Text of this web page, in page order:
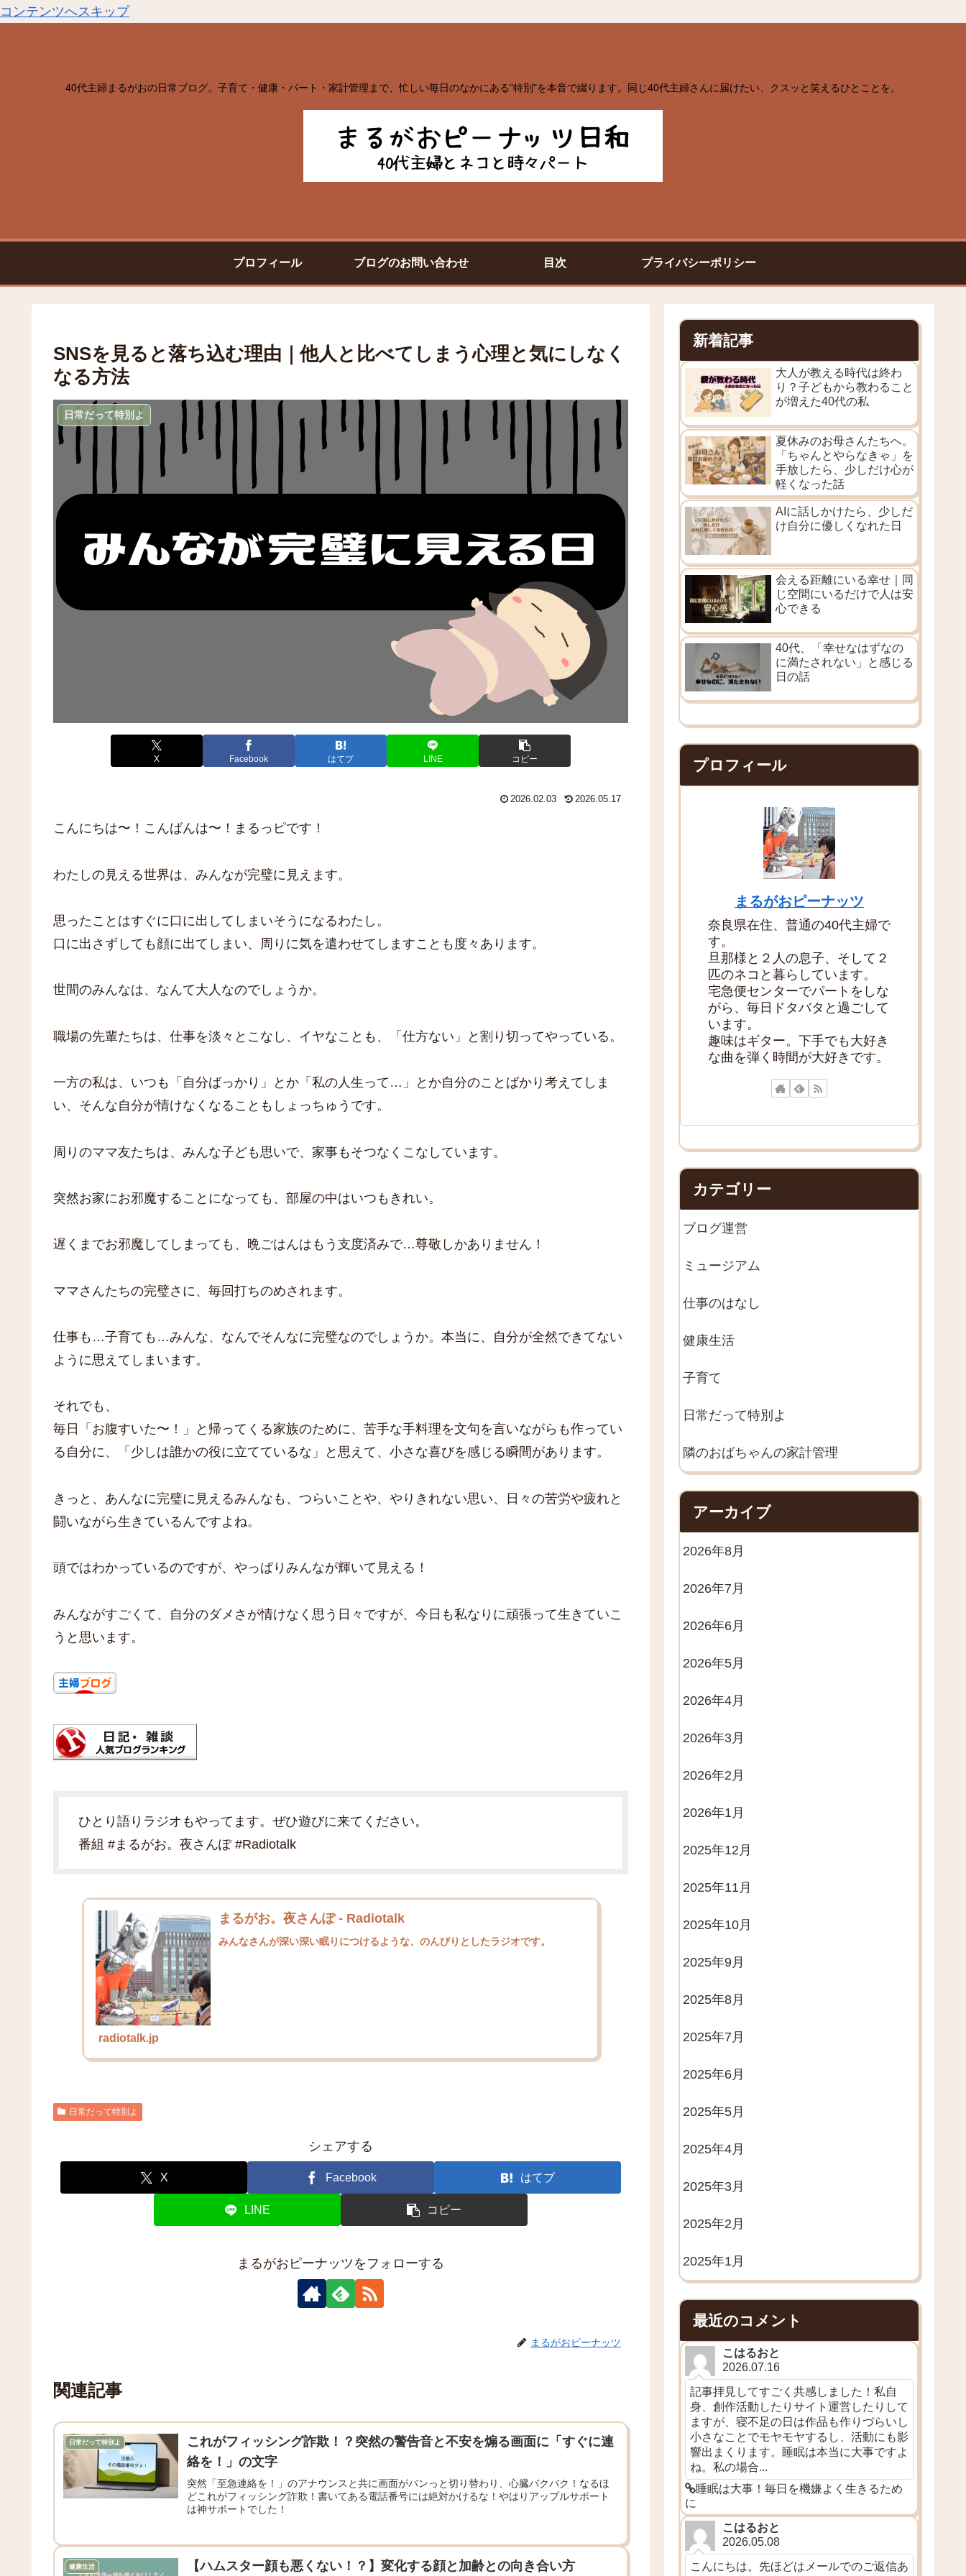
コンテンツへスキップ
40代主婦まるがおの日常ブログ。子育て・健康・パート・家計管理まで、忙しい毎日のなかにある"特別"を本音で綴ります。同じ40代主婦さんに届けたい、クスッと笑えるひとことを。
プロフィール ブログのお問い合わせ 目次 プライバシーポリシー
SNSを見ると落ち込む理由｜他人と比べてしまう心理と気にしなく
なる方法
日常だって特別よ
X Facebook はてブ LINE コピー
2026.02.03 2026.05.17
こんにちは〜！こんばんは〜！まるっピです！
わたしの見える世界は、みんなが完璧に見えます。
思ったことはすぐに口に出してしまいそうになるわたし。
口に出さずしても顔に出てしまい、周りに気を遣わせてしますことも度々あります。
世間のみんなは、なんて大人なのでしょうか。
職場の先輩たちは、仕事を淡々とこなし、イヤなことも、「仕方ない」と割り切ってやっている。
一方の私は、いつも「自分ばっかり」とか「私の人生って…」とか自分のことばかり考えてしま
い、そんな自分が情けなくなることもしょっちゅうです。
周りのママ友たちは、みんな子ども思いで、家事もそつなくこなしています。
突然お家にお邪魔することになっても、部屋の中はいつもきれい。
遅くまでお邪魔してしまっても、晩ごはんはもう支度済みで…尊敬しかありません！
ママさんたちの完璧さに、毎回打ちのめされます。
仕事も…子育ても…みんな、なんでそんなに完璧なのでしょうか。本当に、自分が全然できてない
ように思えてしまいます。
それでも、
毎日「お腹すいた〜！」と帰ってくる家族のために、苦手な手料理を文句を言いながらも作ってい
る自分に、「少しは誰かの役に立てているな」と思えて、小さな喜びを感じる瞬間があります。
きっと、あんなに完璧に見えるみんなも、つらいことや、やりきれない思い、日々の苦労や疲れと
闘いながら生きているんですよね。
頭ではわかっているのですが、やっぱりみんなが輝いて見える！
みんながすごくて、自分のダメさが情けなく思う日々ですが、今日も私なりに頑張って生きていこ
うと思います。
ひとり語りラジオもやってます。ぜひ遊びに来てください。
番組 #まるがお。夜さんぽ #Radiotalk
まるがお。夜さんぽ - Radiotalk
みんなさんが深い深い眠りにつけるような、のんびりとしたラジオです。
radiotalk.jp
日常だって特別よ
シェアする
X Facebook はてブ
LINE コピー
まるがおピーナッツをフォローする
まるがおピーナッツ
関連記事
日常だって特別よ
これがフィッシング詐欺！？突然の警告音と不安を煽る画面に「すぐに連
絡を！」の文字
突然「至急連絡を！」のアナウンスと共に画面がバンっと切り替わり、心臓バクバク！なるほ
どこれがフィッシング詐欺！書いてある電話番号には絶対かけるな！やはりアップルサポート
は神サポートでした！
健康生活 【ハムスター顔も悪くない！？】変化する顔と加齢との向き合い方
新着記事
大人が教える時代は終わ
り？子どもから教わること
が増えた40代の私
夏休みのお母さんたちへ。
「ちゃんとやらなきゃ」を
手放したら、少しだけ心が
軽くなった話
AIに話しかけたら、少しだ
け自分に優しくなれた日
会える距離にいる幸せ｜同
じ空間にいるだけで人は安
心できる
40代、「幸せなはずなの
に満たされない」と感じる
日の話
プロフィール
まるがおピーナッツ
奈良県在住、普通の40代主婦で
す。
旦那様と２人の息子、そして２
匹のネコと暮らしています。
宅急便センターでパートをしな
がら、毎日ドタバタと過ごして
います。
趣味はギター。下手でも大好き
な曲を弾く時間が大好きです。
カテゴリー
ブログ運営
ミュージアム
仕事のはなし
健康生活
子育て
日常だって特別よ
隣のおばちゃんの家計管理
アーカイブ
2026年8月
2026年7月
2026年6月
2026年5月
2026年4月
2026年3月
2026年2月
2026年1月
2025年12月
2025年11月
2025年10月
2025年9月
2025年8月
2025年7月
2025年6月
2025年5月
2025年4月
2025年3月
2025年2月
2025年1月
最近のコメント
こはるおと
2026.07.16
記事拝見してすごく共感しました！私自
身、創作活動したりサイト運営したりして
ますが、寝不足の日は作品も作りづらいし
小さなことでモヤモヤするし、活動にも影
響出まくります。睡眠は本当に大事ですよ
ね。私の場合...
睡眠は大事！毎日を機嫌よく生きるため
に
こはるおと
2026.05.08
こんにちは。先ほどはメールでのご返信あ